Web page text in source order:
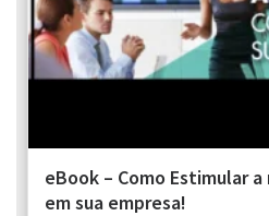
eBook – Como Estimular
em sua empresa!